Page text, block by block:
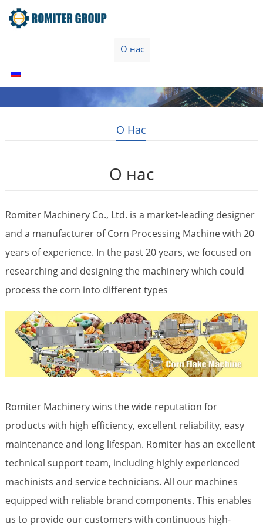
О нас
О Нас
О нас
Romiter Machinery Co., Ltd. is a market-leading designer
and a manufacturer of Corn Processing Machine with 20
years of experience. In the past 20 years, we focused on
researching and designing the machinery which could
process the corn into different types
Romiter Machinery wins the wide reputation for
products with high efficiency, excellent reliability, easy
maintenance and long lifespan. Romiter has an excellent
technical support team, including highly experienced
machinists and service technicians. All our machines
equipped with reliable brand components. This enables
us to provide our customers with continuous high-